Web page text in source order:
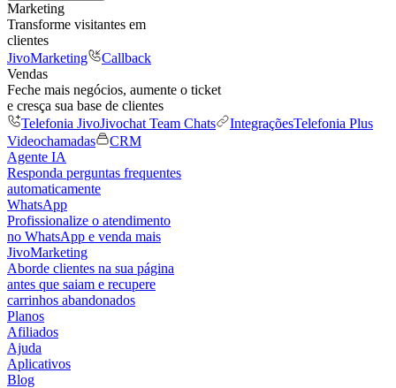
Marketing
Transforme visitantes em
clientes
JivoMarketing
Callback
Vendas
Feche mais negócios, aumente o ticket
e cresça sua base de clientes
Telefonia JivoJivochat Team Chats IntegraçõesTelefonia Plus
Videochamadas
CRM
Agente IA
Responda perguntas frequentes
automaticamente
WhatsApp
Profissionalize o atendimento
no WhatsApp e venda mais
JivoMarketing
Aborde clientes na sua página
antes que saiam e recupere
carrinhos abandonados
Planos
Afiliados
Ajuda
Aplicativos
Blog